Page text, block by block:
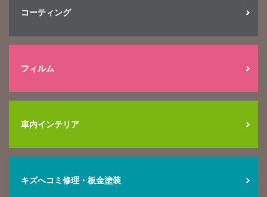
コーティング
フィルム
車内インテリア
キズへコミ修理・板金塗装